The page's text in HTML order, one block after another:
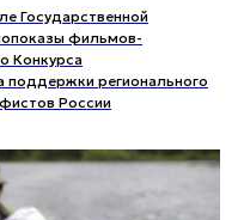
Государственной
фильмов-
Конкурса
регионального
России